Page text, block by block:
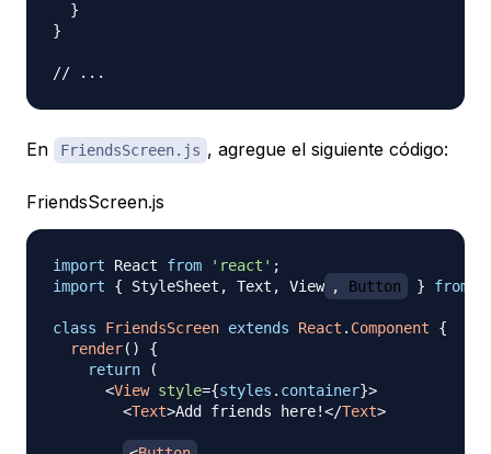
}
}
// ...
En FriendsScreen.js , agregue el siguiente código:
FriendsScreen.js
import React from 'react' ;
import
{ StyleSheet , Text , View , Button } from
class FriendsScreen extends React . Component
{
render( )
{
return
(
<View style={styles . container}>
<Text>Add friends here!</Text>